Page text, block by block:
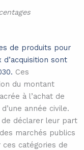
de produits pour
sont
Ces
du montant
à l’achat de
année civile.
déclarer leur part
marchés publics
catégories de